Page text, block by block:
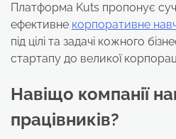
Платформа Kuts пропонує
ефективне корпоративне
під цілі та задачі кожного
стартапу до великої
Навіщо компанії
працівників?